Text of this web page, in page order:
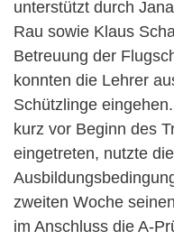
unterstützt durch
Rau sowie Klaus
Betreuung der
konnten die Lehrer
Schützlinge
kurz vor Beginn des
eingetreten, nutzte
zweiten Woche
im Anschluss die A-